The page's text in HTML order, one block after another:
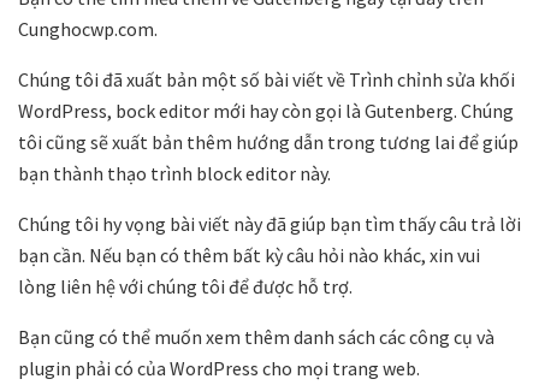
Cunghocwp.com.
Chúng tôi đã xuất bản một số bài viết về Trình chỉnh sửa khối
WordPress, bock editor mới hay còn gọi là Gutenberg. Chúng
tôi cũng sẽ xuất bản thêm hướng dẫn trong tương lai để giúp
bạn thành thạo trình block editor này.
Chúng tôi hy vọng bài viết này đã giúp bạn tìm thấy câu trả lời
bạn cần. Nếu bạn có thêm bất kỳ câu hỏi nào khác, xin vui
lòng liên hệ với chúng tôi để được hỗ trợ.
Bạn cũng có thể muốn xem thêm danh sách các công cụ và
plugin phải có của WordPress cho mọi trang web.